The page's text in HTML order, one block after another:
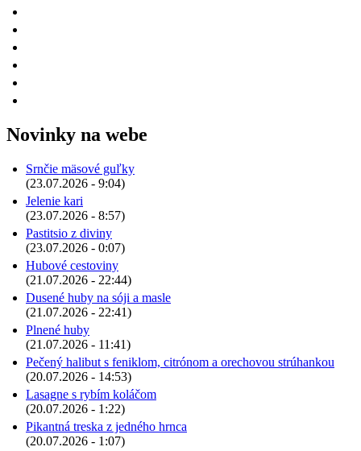
Novinky na webe
Srnčie mäsové guľky
(23.07.2026 - 9:04)
Jelenie kari
(23.07.2026 - 8:57)
Pastitsio z diviny
(23.07.2026 - 0:07)
Hubové cestoviny
(21.07.2026 - 22:44)
Dusené huby na sóji a masle
(21.07.2026 - 22:41)
Plnené huby
(21.07.2026 - 11:41)
Pečený halibut s feniklom, citrónom a orechovou strúhankou
(20.07.2026 - 14:53)
Lasagne s rybím koláčom
(20.07.2026 - 1:22)
Pikantná treska z jedného hrnca
(20.07.2026 - 1:07)